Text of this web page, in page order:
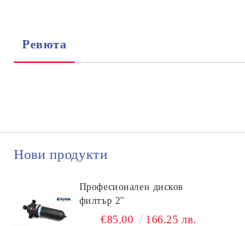
Ревюта
Нови продукти
Професионален дисков
филтър 2"
€85.00 166.25 лв.